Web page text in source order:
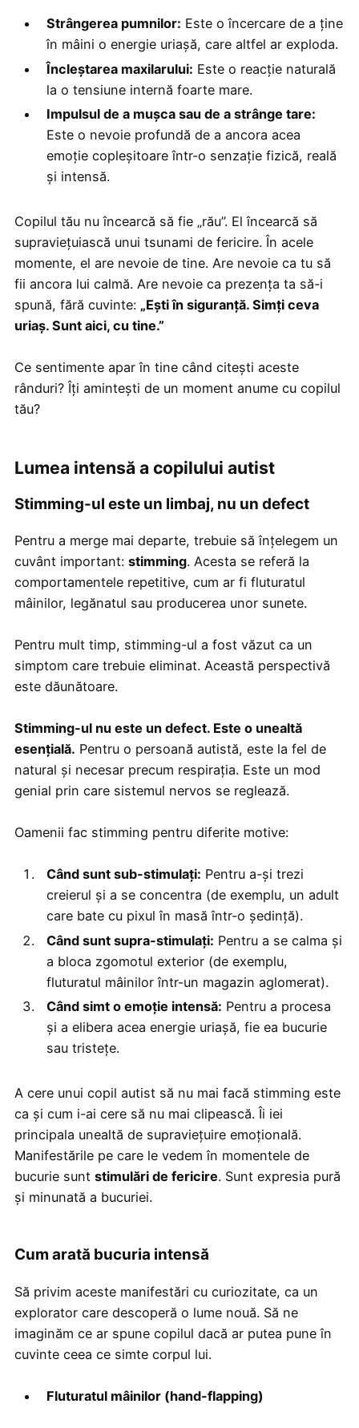
Strângerea pumnilor: Este o încercare de a ține
în mâini o energie uriașă, care altfel ar exploda.
Încleștarea maxilarului: Este o reacție naturală
la o tensiune internă foarte mare.
Impulsul de a mușca sau de a strânge tare:
Este o nevoie profundă de a ancora acea
emoție copleșitoare într-o senzație fizică, reală
și intensă.
Copilul tău nu încearcă să fie „rău”. El încearcă să
supraviețuiască unui tsunami de fericire. În acele
momente, el are nevoie de tine. Are nevoie ca tu să
fii ancora lui calmă. Are nevoie ca prezența ta să-i
spună, fără cuvinte: „Ești în siguranță. Simți ceva
uriaș. Sunt aici, cu tine.”
Ce sentimente apar în tine când citești aceste
rânduri? Îți amintești de un moment anume cu copilul
tău?
Lumea intensă a copilului autist
Stimming-ul este un limbaj, nu un defect
Pentru a merge mai departe, trebuie să înțelegem un
cuvânt important: stimming. Acesta se referă la
comportamentele repetitive, cum ar fi fluturatul
mâinilor, legănatul sau producerea unor sunete.
Pentru mult timp, stimming-ul a fost văzut ca un
simptom care trebuie eliminat. Această perspectivă
este dăunătoare.
Stimming-ul nu este un defect. Este o unealtă
esențială. Pentru o persoană autistă, este la fel de
natural și necesar precum respirația. Este un mod
genial prin care sistemul nervos se reglează.
Oamenii fac stimming pentru diferite motive:
Când sunt sub-stimulați: Pentru a-și trezi
creierul și a se concentra (de exemplu, un adult
care bate cu pixul în masă într-o ședință).
Când sunt supra-stimulați: Pentru a se calma și
a bloca zgomotul exterior (de exemplu,
fluturatul mâinilor într-un magazin aglomerat).
Când simt o emoție intensă: Pentru a procesa
și a elibera acea energie uriașă, fie ea bucurie
sau tristețe.
A cere unui copil autist să nu mai facă stimming este
ca și cum i-ai cere să nu mai clipească. Îi iei
principala unealtă de supraviețuire emoțională.
Manifestările pe care le vedem în momentele de
bucurie sunt stimulări de fericire. Sunt expresia pură
și minunată a bucuriei.
Cum arată bucuria intensă
Să privim aceste manifestări cu curiozitate, ca un
explorator care descoperă o lume nouă. Să ne
imaginăm ce ar spune copilul dacă ar putea pune în
cuvinte ceea ce simte corpul lui.
Fluturatul mâinilor (hand-flapping)